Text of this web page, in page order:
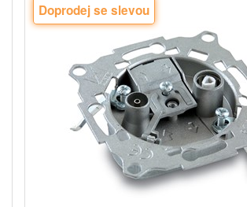
Doprodej se slevou